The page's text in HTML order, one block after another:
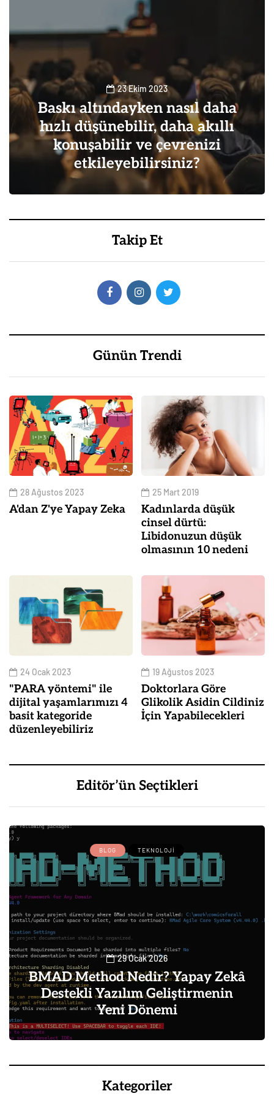
23 Ekim 2023
Baskı altındayken nasıl daha
hızlı düşünebilir, daha akıllı
konuşabilir ve çevrenizi
etkileyebilirsiniz?
0
Takip Et
Günün Trendi
28 Ağustos 2023
A'dan Z'ye Yapay Zeka
25 Mart 2019
Kadınlarda düşük
cinsel dürtü:
Libidonuzun düşük
olmasının 10 nedeni
24 Ocak 2023
"PARA yöntemi" ile
dijital yaşamlarımızı 4
basit kategoride
düzenleyebiliriz
19 Ağustos 2023
Doktorlara Göre
Glikolik Asidin Cildiniz
İçin Yapabilecekleri
Editör’ün Seçtikleri
BLOG TEKNOLOJI
29 Ocak 2026
BMAD Method Nedir? Yapay Zekâ
Destekli Yazılım Geliştirmenin
Yeni Dönemi
0
Kategoriler